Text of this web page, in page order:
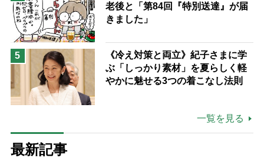
老後と「第84回『特別送達』が届
きました」
5
《冷え対策と両立》紀子さまに学
ぶ「しっかり素材」を夏らしく軽
やかに魅せる3つの着こなし法則
一覧を見る
最新記事